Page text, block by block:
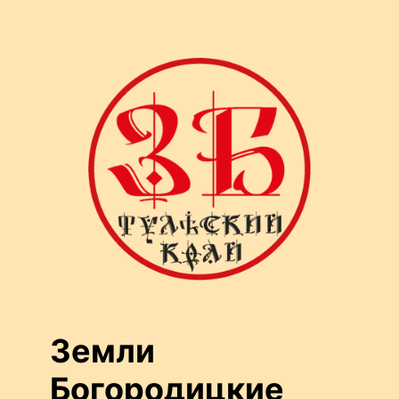
Земли
Богородицкие